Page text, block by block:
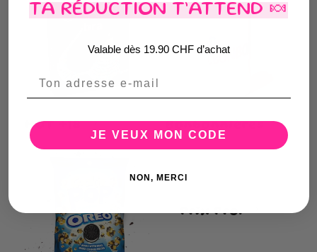
HOT +18
Prix Pro.
TA RÉDUCTION T’ATTEND 🍬
Valable dès 19.90 CHF d’achat
JE VEUX MON CODE
NON, MERCI